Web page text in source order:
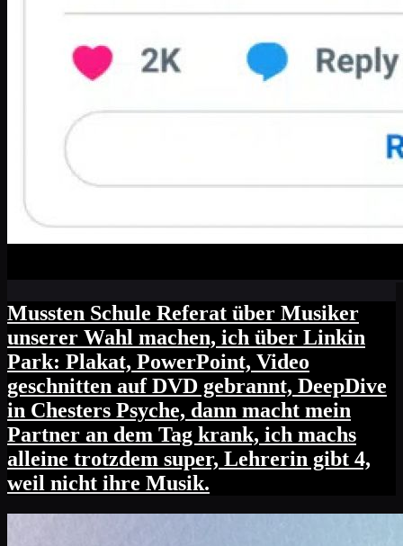
Mussten Schule Referat über Musiker
unserer Wahl machen, ich über Linkin
Park: Plakat, PowerPoint, Video
geschnitten auf DVD gebrannt, DeepDive
in Chesters Psyche, dann macht mein
Partner an dem Tag krank, ich machs
alleine trotzdem super, Lehrerin gibt 4,
weil nicht ihre Musik.